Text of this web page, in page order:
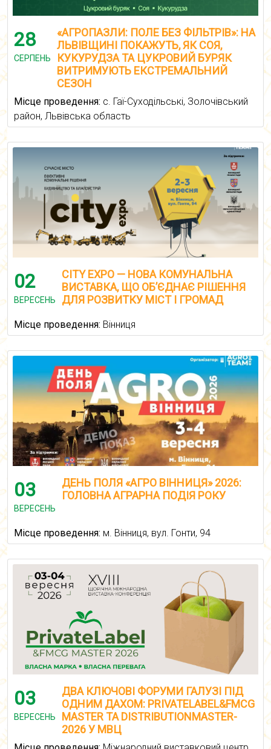
28
СЕРПЕНЬ
«АГРОПАЗЛИ: ПОЛЕ БЕЗ ФІЛЬТРІВ»: НА
ЛЬВІВЩИНІ ПОКАЖУТЬ, ЯК СОЯ,
КУКУРУДЗА ТА ЦУКРОВИЙ БУРЯК
ВИТРИМУЮТЬ ЕКСТРЕМАЛЬНИЙ
СЕЗОН
Місце проведення: с. Гаї-Суходільські, Золочівський
район, Львівська область
02
ВЕРЕСЕНЬ
CITY EXPO — НОВА КОМУНАЛЬНА
ВИСТАВКА, ЩО ОБ’ЄДНАЄ РІШЕННЯ
ДЛЯ РОЗВИТКУ МІСТ І ГРОМАД
Місце проведення: Вінниця
03
ВЕРЕСЕНЬ
ДЕНЬ ПОЛЯ «АГРО ВІННИЦЯ» 2026:
ГОЛОВНА АГРАРНА ПОДІЯ РОКУ
Місце проведення: м. Вінниця, вул. Гонти, 94
03
ВЕРЕСЕНЬ
ДВА КЛЮЧОВІ ФОРУМИ ГАЛУЗІ ПІД
ОДНИМ ДАХОМ: PRIVATELABEL&FMCG
MASTER ТА DISTRIBUTIONMASTER-
2026 У МВЦ